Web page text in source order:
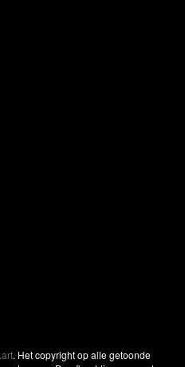
. Het copyright op alle getoonde